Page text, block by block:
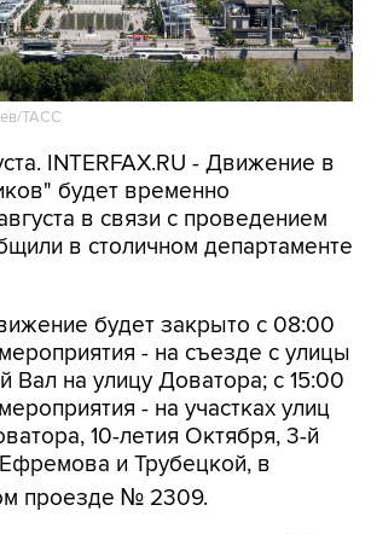
ТАСС
INTERFAX.RU - Движение в
будет временно
в связи с проведением
в столичном департаменте
будет закрыто с 08:00
- на съезде с улицы
Вал на улицу Доватора; с 15:00
- на участках улиц
10-летия Октября, 3-й
и Трубецкой, в
проезде № 2309.